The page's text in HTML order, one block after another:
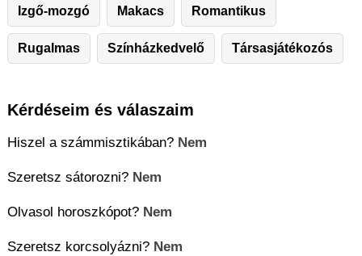
Izgő-mozgó Makacs Romantikus
Rugalmas Színházkedvelő Társasjátékozós
Kérdéseim és válaszaim
Hiszel a számmisztikában? Nem
Szeretsz sátorozni? Nem
Olvasol horoszkópot? Nem
Szeretsz korcsolyázni? Nem